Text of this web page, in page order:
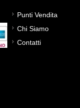
Punti Vendita
Chi Siamo
Contatti